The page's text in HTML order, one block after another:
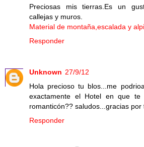
Preciosas mis tierras.Es un
callejas y muros.
Material de montaña,escalada y
Responder
Unknown 27/9/12
Hola precioso tu blos...me
exactamente el Hotel en que
romanticón?? saludos...gracias por
Responder